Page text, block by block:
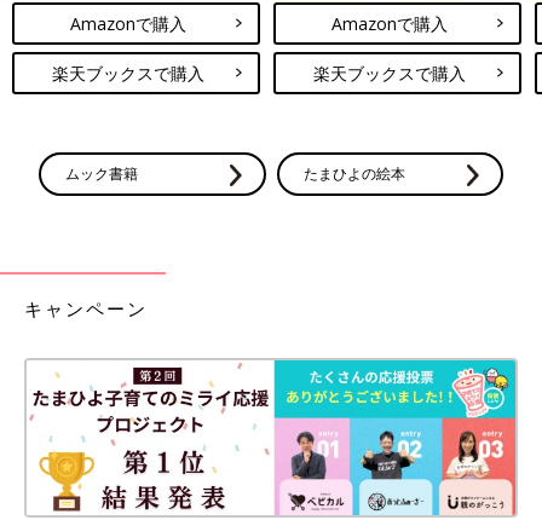
Amazonで購入
楽天ブックスで購入
Amazonで購入
楽天ブックスで購入
ムック書籍 たまひよの絵本
キャンペーン